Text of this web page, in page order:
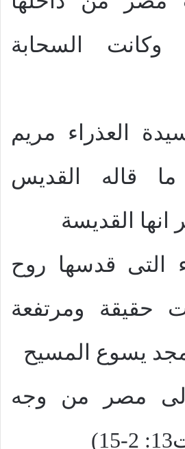
19) وكانت السحابة
العذراء مريم
قاله القديس
انها القديسة
التى قدسها روح
حقيقة ومرتفعة
يسوع المسيح
مصر من وجه